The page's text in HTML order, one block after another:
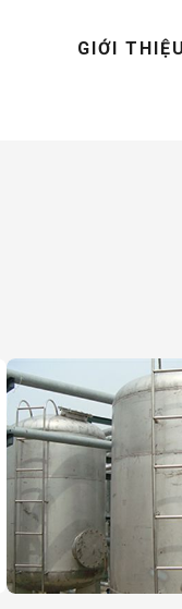
GIỚI THIỆU